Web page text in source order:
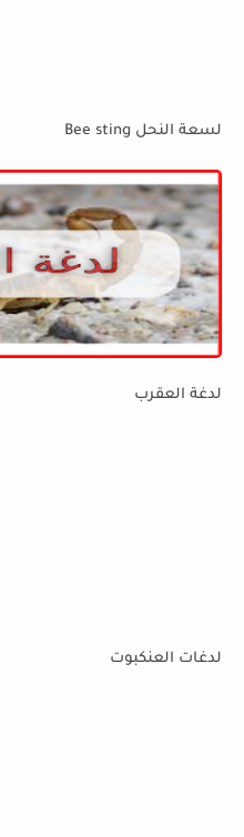
لسعة النحل Bee sting
لدغة العقرب
لدغات العنكبوت